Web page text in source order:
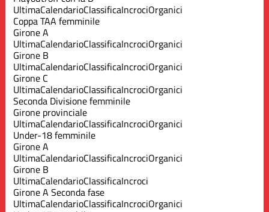
UltimaCalendarioClassificaIncrociOrganici
Coppa TAA femminile
Girone A
UltimaCalendarioClassificaIncrociOrganici
Girone B
UltimaCalendarioClassificaIncrociOrganici
Girone C
UltimaCalendarioClassificaIncrociOrganici
Seconda Divisione femminile
Girone provinciale
UltimaCalendarioClassificaIncrociOrganici
Under-18 femminile
Girone A
UltimaCalendarioClassificaIncrociOrganici
Girone B
UltimaCalendarioClassificaIncroci
Girone A Seconda fase
UltimaCalendarioClassificaIncrociOrganici